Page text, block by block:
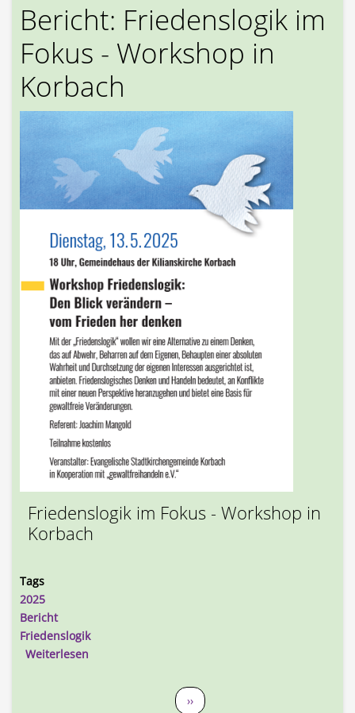
Bericht: Friedenslogik im
Fokus - Workshop in
Korbach
Friedenslogik im Fokus - Workshop in
Korbach
Tags
2025
Bericht
Friedenslogik
Weiterlesen
SeitennummerierungNächste Seite
››